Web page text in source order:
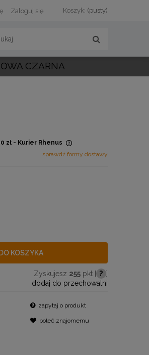
Koszyk: (pusty)
Zaloguj się
CZARNA
zł - Kurier Rhenus
sprawdź formy dostawy
DO KOSZYKA
Zyskujesz 255pkt [ ? ]
dodaj do przechowalni
zapytaj o produkt
poleć znajomemu